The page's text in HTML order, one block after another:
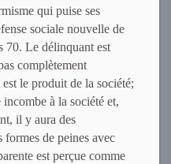
qui puise ses
sociale nouvelle de
70. Le délinquant est
complètement
le produit de la société;
à la société et,
il y aura des
formes de peines avec
est perçue comme